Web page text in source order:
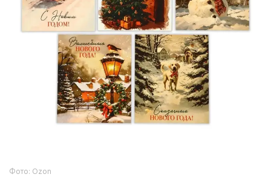
Фото: Ozon